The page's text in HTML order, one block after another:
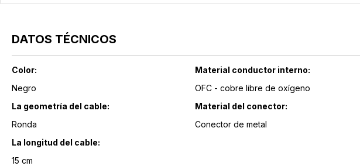
DATOS TÉCNICOS
Color:
Negro
La geometría del cable:
Ronda
La longitud del cable:
15 cm
Material conductor interno:
OFC - cobre libre de oxígeno
Material del conector:
Conector de metal